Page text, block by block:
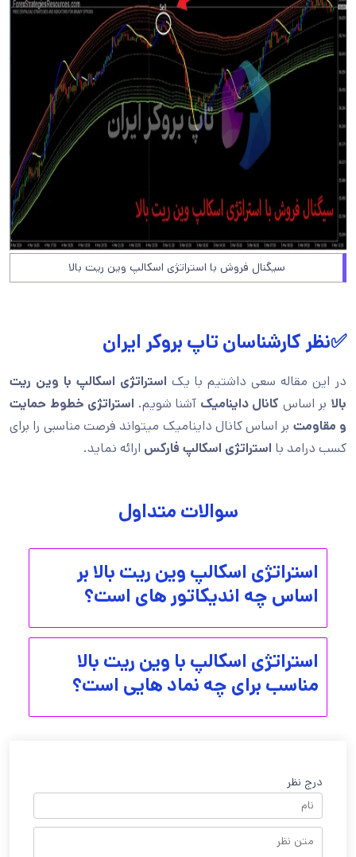
سیگنال فروش با استراتژی اسکالپ وین ریت بالا
✅نظر کارشناسان تاپ بروکر ایران
در این مقاله سعی داشتیم با یک استراتژی اسکالپ با وین ریت
بالا بر اساس کانال داینامیک آشنا شویم. استراتژی خطوط حمایت
و مقاومت بر اساس کانال داینامیک میتواند فرصت مناسبی را برای
کسب درامد با استراتژی اسکالپ فارکس ارائه نماید.
سوالات متداول
استراتژی اسکالپ وین ریت بالا بر
اساس چه اندیکاتور های است؟
استراتژی اسکالپ با وین ریت بالا
مناسب برای چه نماد هایی است؟
درج نظر